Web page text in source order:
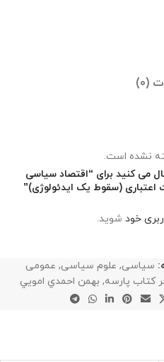
(0)
نشده است.
می کنید برای “اقتصاد سیاسی
(سقوط یک ایدئولوژی)”
خود شوید.
سیاسی, علوم سیاسی, عمومی
كتاب پارسه, بهمن احمدي امويي